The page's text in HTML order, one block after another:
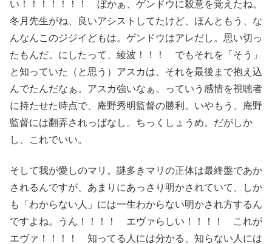
い！！！！！！！ ぼかぁ、ゲンドウに殺意を覚えたね。
冬月先生がね、良いアシストしてたけど、ほんともう、な
んなんこのジジイどもは。ゲンドウはアレだし。思い切っ
たもんだ。にしたって、綾波！！！ でもそれを「そう」
と知っていた（と思う）アスカは、それを最後まで抱え込
んでたんだなぁ。アスカ強いなぁ。っていう感情を視聴者
に持たせた時点で、庵野秀明監督の勝利。いやもう、庵野
監督には翻弄されっぱなし。ちっくしょうめ。だがしか
し、これでいい。
そして我が愛しのマリ。謎多きマリの正体は最終盤であか
されるんですが、あまりにあっさり明かされていて、しか
も「わからない人」には一生わからない明かされ方するん
ですよね。うん！！！！ エヴァらしい！！！！ これが
エヴァ！！！！ 知ってる人には分かる、知らない人には